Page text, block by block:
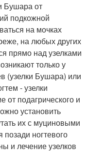
Бушара от
подкожной
на мочках
на любых других
прямо над узелками
только у
(узелки Бушара) или
- узелки
от подагрического и
установить
их с муциновыми
позади ногтевого
и лечение узелков